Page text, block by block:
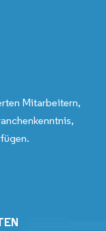
Mitarbeitern,